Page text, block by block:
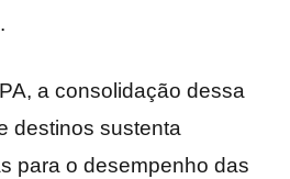
a consolidação dessa
destinos sustenta
para o desempenho das